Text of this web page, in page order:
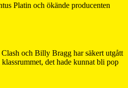
Platin och ökände producenten
och Billy Bragg har säkert utgått
det hade kunnat bli pop